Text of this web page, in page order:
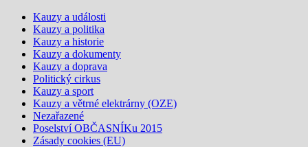
Kauzy a události
Kauzy a politika
Kauzy a historie
Kauzy a dokumenty
Kauzy a doprava
Politický cirkus
Kauzy a sport
Kauzy a větrné elektrárny (OZE)
Nezařazené
Poselství OBČASNÍKu 2015
Zásady cookies (EU)